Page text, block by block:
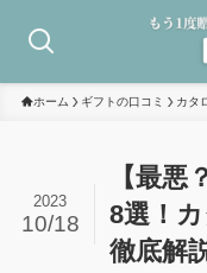
ホーム ギフトの口コミ カタ
【最悪
8選！
徹底解
2023
10/18